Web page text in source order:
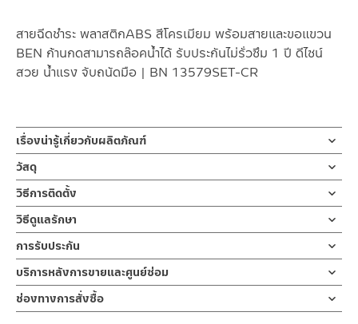
สายฉีดชำระ พลาสติกABS สีโครเมียม พร้อมสายและขอแขวน
BEN ก้านกดสามารถล๊อคน้ำได้ รับประกันไม่รั่วซึม 1 ปี ดีไซน์
สวย น้ำแรง จับถนัดมือ | BN 13579SET-CR
เรื่องน่ารู้เกี่ยวกับผลิตภัณฑ์
ชุดสายฉีดชำระ สเปรย์ฉีดชำระ ผลิตจาก ABS สีโครเมี่ยม หัวสเปรย์
ออกแบบให้ก้านกดสามารถล๊อคน้ำได้ สายผลิตจากสแตนเลส ความ
ยาว 120 ซม. มาพร้อมขอแขวนกำแพง
สายฉีดชำระ หรือ ฝักบัวชำระ ก้านกดออกแบบให้สามารถล๊อคน้ำได้ สา
มารถกดล๊อคน้ำเพื่อล้างชำระพื้นหรือสิ่งอื่นๆ ที่สกปรกในห้องน้ำได้โดย
ไม่ต้องใช้มือกดแช่ ใช้งานสะดวกขึ้น หัวสเปรย์ ทั้งชุดเป็นสีโครเมี่ยม
สร้างความสวยงามในห้องน้ำ โดยหัวฉีดรับประกัน 1 ปี ไม่รั่วซึม เฉพาะ
หัวฉีดชำระ ผลิตจากพลาสติก ABS สายฝักบัวยาว 120 ซม. สายผลิต
จากสแตนเลส ขอแขวนผลิตจากพลาสติก ABS
วัสดุ
เฉพาะหัวฉีดชำระ
ผลิตจากพลาสติก ABS
สายฝักบัวยาว 120 ซม.
สายผลิตจากสแตนเลส
ขอแขวน
ผลิตจากพลาสติก ABS
วิธีการติดตั้ง
ข้อแนะนำในการติดตั้ง
ฝักบัว และ ชุดสายฉีดชำระ
สำหรับการติดตั้งใหม่ ให้ไล่ฝุ่น เศษทราย เศษท่อ ออกจากท่อน้ำก่อนติด
ตั้งสินค้า โดยปล่อยน้ำให้ไหลออกจากท่อนาน 1 นาที เพื่อให้แรงน้ำพัด
พาเศษละอองต่างๆ ออกจากท่อน้ำ มิเช่นนั้นสิ่งสกปรกจะเข้าไปภายใน
สินค้าและสร้างความเสียหายได้ หากตรวจพบเศษละอองต่างๆในสินค้า
จะไม่อยู่ในเงื่อนไขการรับประกัน
วิธีดูแลรักษา
คำแนะนำในการดูแลรักษาผลิตภัณฑ์
1. ไม่ทำสินค้าให้เกิดความเสียหายอื่น ๆ นอกจากการใช้งานปกติ เช่นไม่
ทำตก ไม่งัดหรือโยกสินค้าแรงๆ
2. ทำความสะอาดสินค้าโดยการใช้ผ้านุ่มๆชุบน้ำหมาดๆแล้วเช็ดให้แห้ง
3. ห้ามใช้สารเคมีที่มีฤทธิ์เป็นกรด ในการทำความสะอาด เนื่องจากผิว
การรับประกัน
รับประกันหัวฉีดชำระ ไม่รั่วซึม 1 ปี
บริการหลังการขายและศูนย์ซ่อม
ช่องทางออนไลน์
– Email: contact@charnpaiboon.com
ช่องทางการสั่งซื้อ